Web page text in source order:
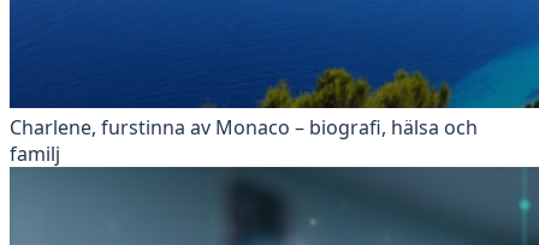
Charlene, furstinna av Monaco – biografi, hälsa och
familj